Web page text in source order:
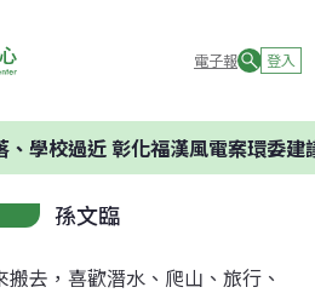
電子報 登入
近 彰化福漢風電案環委建議不應開
孫文臨
去，喜歡潛水、爬山、旅行、